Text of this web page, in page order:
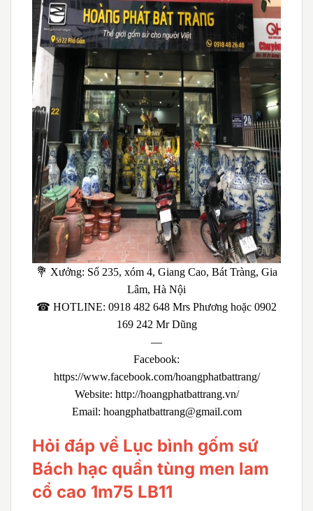
💐 Xưởng: Số 235, xóm 4, Giang Cao, Bát Tràng, Gia
Lâm, Hà Nội
☎ HOTLINE: 0918 482 648 Mrs Phương hoặc 0902
169 242 Mr Dũng
—
Facebook:
https://www.facebook.com/hoangphatbattrang/
Website: http://hoangphatbattrang.vn/
Email: hoangphatbattrang@gmail.com
Hỏi đáp về Lục bình gốm sứ
Bách hạc quần tùng men lam
cổ cao 1m75 LB11